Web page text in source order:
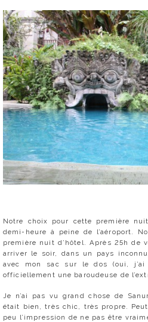
Notre choix pour cette première
demi-heure à peine de l’aéroport.
première nuit d’hôtel. Après 25h de
arriver le soir, dans un pays
avec mon sac sur le dos (oui,
officiellement une baroudeuse de
Je n’ai pas vu grand chose de
était bien, très chic, très propre.
peu l’impression de ne pas être